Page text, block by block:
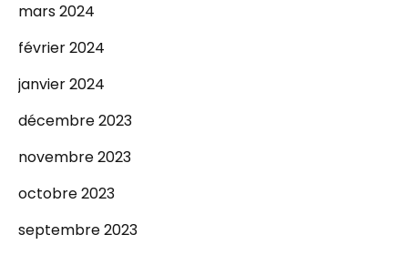
mars 2024
février 2024
janvier 2024
décembre 2023
novembre 2023
octobre 2023
septembre 2023